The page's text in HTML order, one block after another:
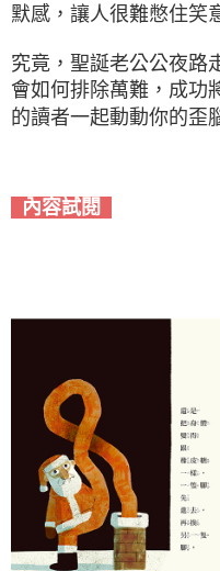
默感，讓人很難憋住笑
究竟，聖誕老公公夜路
會如何排除萬難，成功
的讀者一起動動你的歪
內容試閱